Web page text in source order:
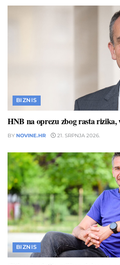
BIZNIS
HNB na oprezu zbog rasta rizika,
BY NOVINE.HR 21. SRPNJA 2026.
BIZNIS